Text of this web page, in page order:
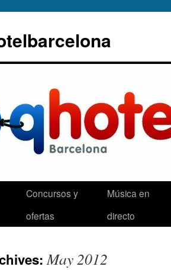
Concursos y
ofertas
Música en
directo
May 2012